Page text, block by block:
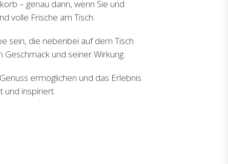
– genau dann, wenn Sie und
volle Frische am Tisch.
sein, die nebenbei auf dem Tisch
und seiner Wirkung.
ermöglichen und das Erlebnis
und inspiriert.